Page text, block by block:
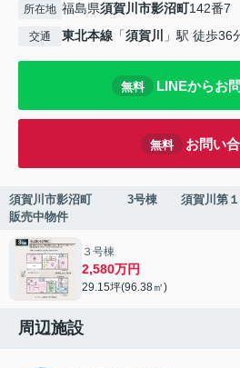
所在地 福島県須賀川市影沼町142番7
交通 東北本線 「須賀川 」駅 徒歩36
無料 LINEからお
無料 お問い
須賀川市影沼町 3号棟 須賀川第１小
販売中物件
３号棟
2,580万円
29.15坪(96.38㎡)
周辺施設